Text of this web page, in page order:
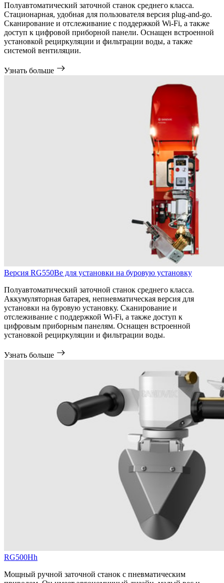
Полуавтоматический заточной станок среднего класса.
Стационарная, удобная для пользователя версия plug-and-go.
Сканирование и отслеживание с поддержкой Wi-Fi, а также
доступ к цифровой приборной панели. Оснащен встроенной
установкой рециркуляции и фильтрации воды, а также
системой вентиляции.
Узнать больше
Версия RG550Be для установки на буровую установку
Полуавтоматический заточной станок среднего класса.
Аккумуляторная батарея, непневматическая версия для
установки на буровую установку. Сканирование и
отслеживание с поддержкой Wi-Fi, а также доступ к
цифровым приборным панелям. Оснащен встроенной
установкой рециркуляции и фильтрации воды.
Узнать больше
RG500Hh
Мощный ручной заточной станок с пневматическим